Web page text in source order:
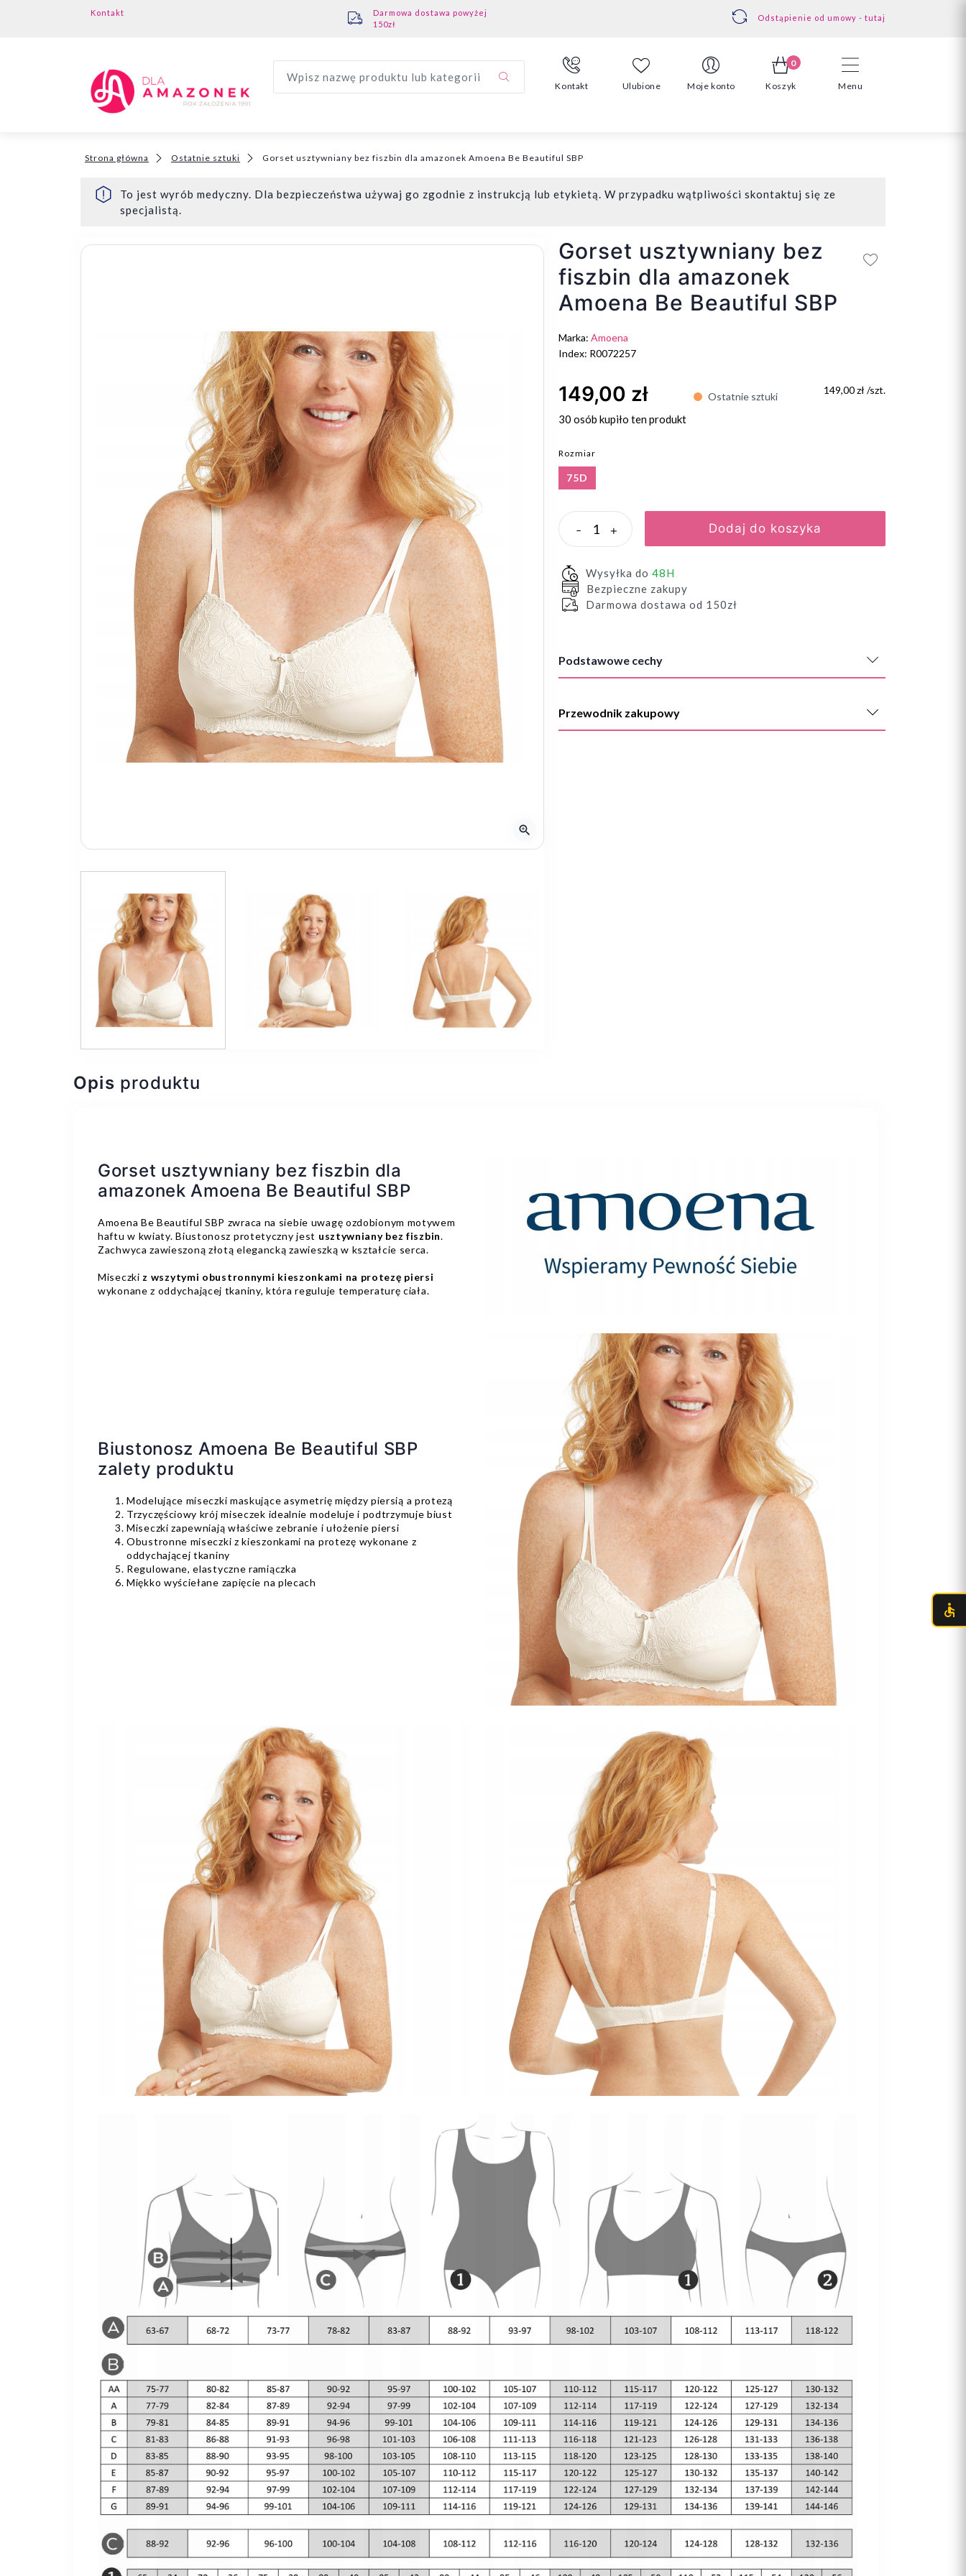
Kontakt
Darmowa dostawa powyżej
150zł
Odstąpienie od umowy - tutaj
Menu
Wpisz nazwę produktu lub kategorii
Kontakt Ulubione Moje konto
0
Koszyk
Strona główna Ostatnie sztuki Gorset usztywniany bez fiszbin dla amazonek Amoena Be Beautiful SBP
To jest wyrób medyczny. Dla bezpieczeństwa używaj go zgodnie z instrukcją lub etykietą. W przypadku wątpliwości skontaktuj się ze
specjalistą.
zoom_in
Gorset usztywniany bez
fiszbin dla amazonek
Amoena Be Beautiful SBP
Marka: Amoena
Index: R0072257
149,00 zł Ostatnie sztuki
149,00 zł /szt.
30 osób kupiło ten produkt
Rozmiar
75D
- + Dodaj do koszyka
Wysyłka do 48H
Bezpieczne zakupy
Darmowa dostawa od 150zł
Podstawowe cechy
Przewodnik zakupowy
Opis produktu
Gorset usztywniany bez fiszbin dla
amazonek Amoena Be Beautiful SBP
Amoena Be Beautiful SBP zwraca na siebie uwagę ozdobionym motywem
haftu w kwiaty. Biustonosz protetyczny jest usztywniany bez fiszbin.
Zachwyca zawieszoną złotą elegancką zawieszką w kształcie serca.
Miseczki z wszytymi obustronnymi kieszonkami na protezę piersi
wykonane z oddychającej tkaniny, która reguluje temperaturę ciała.
Biustonosz Amoena Be Beautiful SBP
zalety produktu
Modelujące miseczki maskujące asymetrię między piersią a protezą
Trzyczęściowy krój miseczek idealnie modeluje i podtrzymuje biust
Miseczki zapewniają właściwe zebranie i ułożenie piersi
Obustronne miseczki z kieszonkami na protezę wykonane z
oddychającej tkaniny
Regulowane, elastyczne ramiączka
Miękko wyściełane zapięcie na plecach